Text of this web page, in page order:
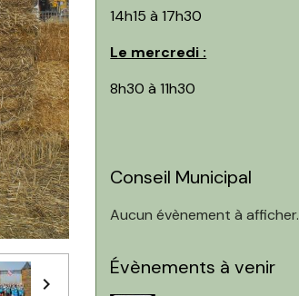
14h15 à 17h30
Le mercredi :
8h30 à 11h30
Conseil Municipal
Aucun évènement à afficher.
Évènements à venir